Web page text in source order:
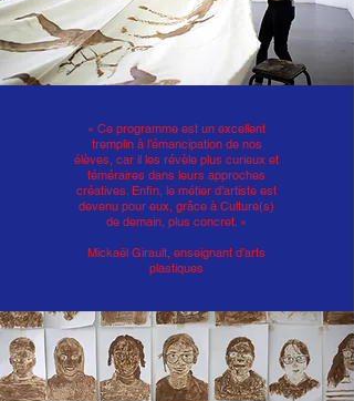
« Ce programme est un excellent
tremplin à l’émancipation de nos
élèves, car il les révèle plus curieux et
téméraires dans leurs approches
créatives. Enfin, le métier d’artiste est
devenu pour eux, grâce à Culture(s)
de demain, plus concret. »
Mickaël Girault, enseignant d’arts
plastiques